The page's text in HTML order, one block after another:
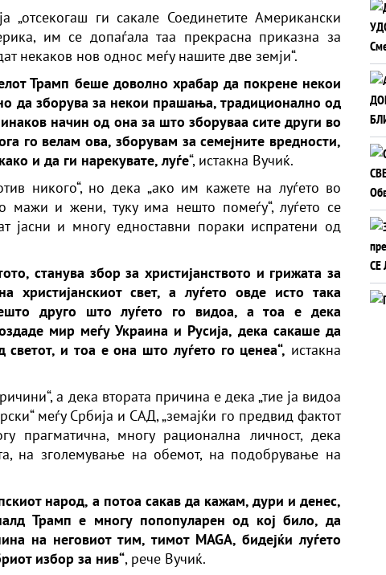
„отсекогаш ги сакале Соединетите Американски
им се допаѓала таа прекрасна приказна за
некаков нов однос меѓу нашите две земји“.
Трамп беше доволно храбар да покрене некои
да зборува за некои прашања, традиционално од
начин од она за што зборуваа сите други во
го велам ова, зборувам за семејните вредности,
и да ги нарекувате, луѓе“, истакна Вучиќ.
никого“, но дека „ако им кажете на луѓето во
мажи и жени, туку има нешто помеѓу“, луѓето се
јасни и многу едноставни пораки испратени од
станува збор за христијанството и грижата за
христијанскиот свет, а луѓето овде исто така
друго што луѓето го видоа, а тоа е дека
мир меѓу Украина и Русија, дека сакаше да
и тоа е она што луѓето го ценеа“, истакна
а дека втората причина е дека „тие ја видоа
меѓу Србија и САД, „земајќи го предвид фактот
прагматична, многу рационална личност, дека
на зголемување на обемот, на подобрување на
народ, а потоа сакав да кажам, дури и денес,
Трамп е многу попопуларен од кој било, да
на неговиот тим, тимот MAGA, бидејќи луѓето
избор за нив“, рече Вучиќ.